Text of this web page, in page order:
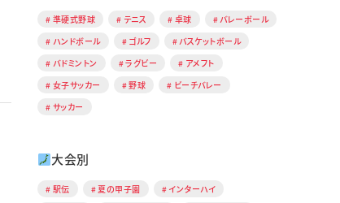
準硬式野球 テニス 卓球
バレーボール
ハンドボール
ゴルフ
バスケットボール
バドミントン
ラグビー
アメフト
女子サッカー
野球
ビーチバレー
サッカー
大会別
駅伝 夏の甲子園
インターハイ